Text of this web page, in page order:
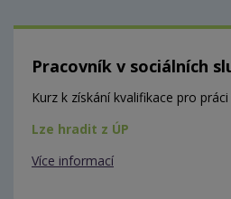
Pracovník v sociálních
Kurz k získání kvalifikace pro
Lze hradit z ÚP
Více informací